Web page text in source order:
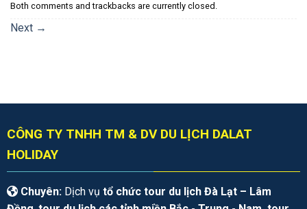
Both comments and trackbacks are currently closed.
Next →
CÔNG TY TNHH TM & DV DU LỊCH DALAT
HOLIDAY
Chuyên:Dịch vụ tổ chức tour du lịch Đà Lạt – Lâm